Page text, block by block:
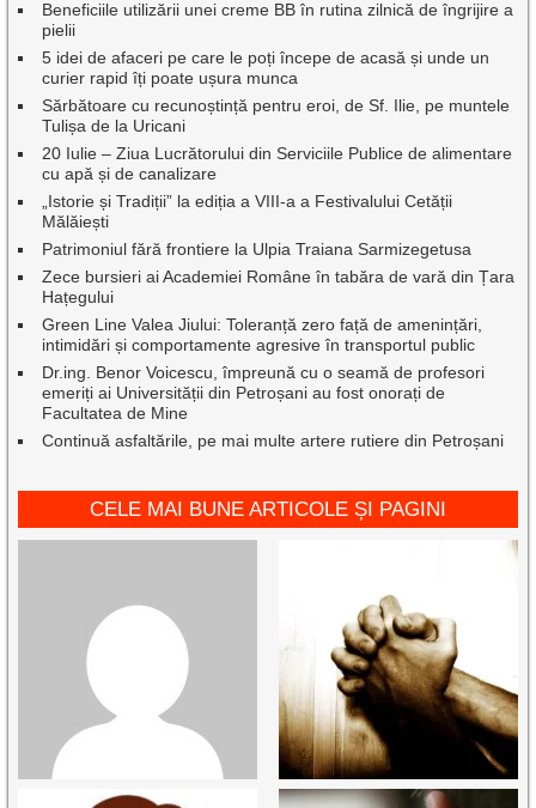
Beneficiile utilizării unei creme BB în rutina zilnică de îngrijire a
pielii
5 idei de afaceri pe care le poți începe de acasă și unde un
curier rapid îți poate ușura munca
Sărbătoare cu recunoștință pentru eroi, de Sf. Ilie, pe muntele
Tulișa de la Uricani
20 Iulie – Ziua Lucrătorului din Serviciile Publice de alimentare
cu apă și de canalizare
„Istorie și Tradiții” la ediția a VIII-a a Festivalului Cetății
Mălăiești
Patrimoniul fără frontiere la Ulpia Traiana Sarmizegetusa
Zece bursieri ai Academiei Române în tabăra de vară din Țara
Hațegului
Green Line Valea Jiului: Toleranță zero față de amenințări,
intimidări și comportamente agresive în transportul public
Dr.ing. Benor Voicescu, împreună cu o seamă de profesori
emeriți ai Universității din Petroșani au fost onorați de
Facultatea de Mine
Continuă asfaltările, pe mai multe artere rutiere din Petroșani
CELE MAI BUNE ARTICOLE ȘI PAGINI